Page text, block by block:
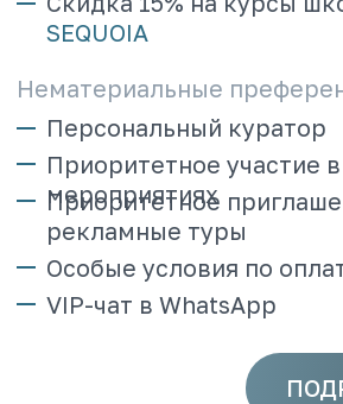
Расчет производится по полностью
оплаченным на дату заезда заявкам,
Если на дату заезда заказ оплачен
частично, сумма оплаты в оборот
Информацию о текущем обороте,
уровне и доступных бонусах можно
получить в Личном кабинете
агентства;
РАЗВЕРНУТЬ